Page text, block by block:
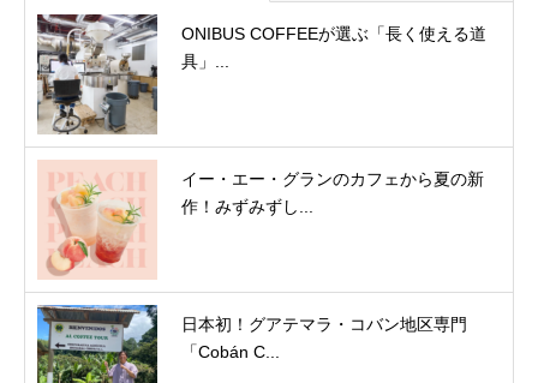
ONIBUS COFFEEが選ぶ「長く使える道
具」...
イー・エー・グランのカフェから夏の新
作！みずみずし...
日本初！グアテマラ・コバン地区専門
「Cobán C...